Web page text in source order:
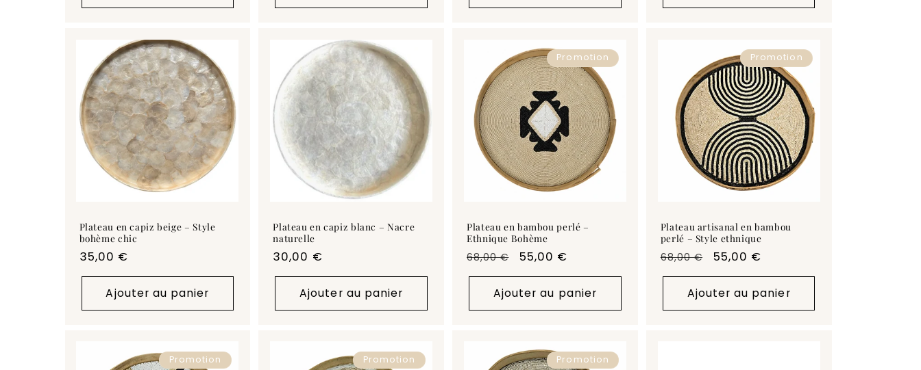
Plateau en capiz beige – Style
bohème chic
Prix
habituel
35,00 €
Ajouter au panier
Plateau en capiz blanc – Nacre
naturelle
Prix
habituel
30,00 €
Ajouter au panier
Promotion
Plateau en bambou perlé –
Ethnique Bohème
Prix
habituel
68,00 €
Prix
promotionnel
55,00 €
Ajouter au panier
Promotion
Plateau artisanal en bambou
perlé – Style ethnique
Prix
habituel
68,00 €
Prix
promotionnel
55,00 €
Ajouter au panier
Promotion Promotion Promotion